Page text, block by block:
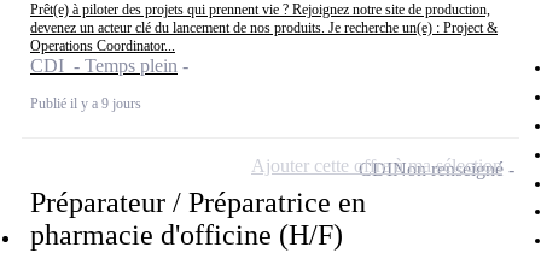
Prêt(e) à piloter des projets qui prennent vie ? Rejoignez notre site de production,
devenez un acteur clé du lancement de nos produits. Je recherche un(e) : Project &
Operations Coordinator...
CDI - Temps plein
Publié il y a 9 jours
Préparateur / Préparatrice en
pharmacie d'officine (H/F)
CDINon renseigné
Ajouter cette offre à ma sélection